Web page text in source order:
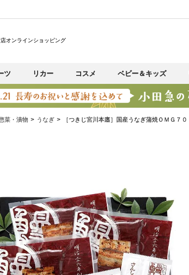
オンラインショッピング
ツ リカー コスメ ベビー＆キッズ
菜・漬物 うなぎ ［つきじ宮川本廛］国産うなぎ蒲焼ＯＭＧ７０